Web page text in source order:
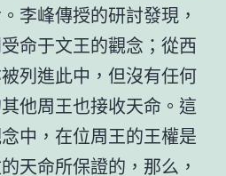
李峰傳授的研討發現，
命于文王的觀念；從西
列進此中，但沒有任何
他周王也接收天命。這
中，在位周王的王權是
天命所保證的，那么，